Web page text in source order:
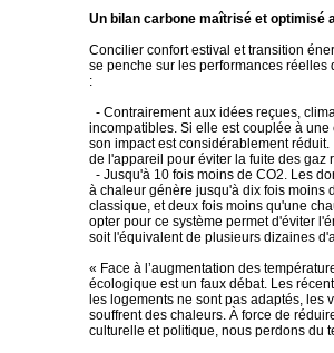
Un bilan carbone maîtrisé et optimisé
Concilier confort estival et transition
se penche sur les performances
:
- Contrairement aux idées reçues,
incompatibles. Si elle est couplée à
son impact est considérablement
de l'appareil pour éviter la fuite des gaz
- Jusqu'à 10 fois moins de CO2. Les
à chaleur génère jusqu'à dix fois moins
classique, et deux fois moins qu'une
opter pour ce système permet d'éviter
soit l'équivalent de plusieurs dizaines
« Face à l’augmentation des
écologique est un faux débat. Les
les logements ne sont pas adaptés, les
souffrent des chaleurs. À force de
culturelle et politique, nous perdons du